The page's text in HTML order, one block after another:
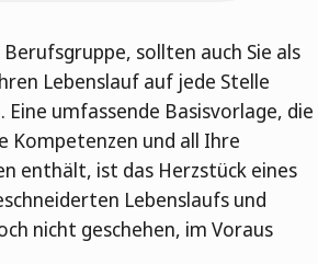
sollten auch Sie als
Lebenslauf auf jede Stelle
Eine umfassende Basisvorlage, die
Kompetenzen und all Ihre
enthält, ist das Herzstück eines
Lebenslaufs und
nicht geschehen, im Voraus